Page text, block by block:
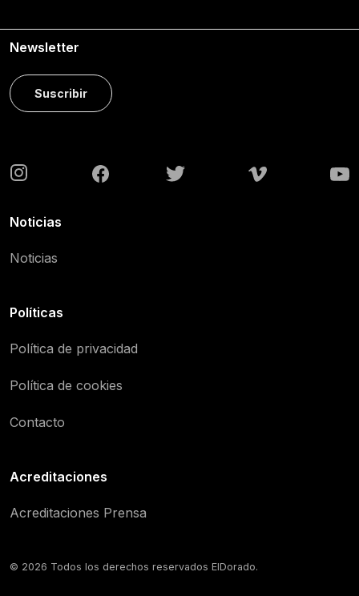
Newsletter
Suscribir
Noticias
Noticias
Políticas
Política de privacidad
Política de cookies
Contacto
Acreditaciones
Acreditaciones Prensa
© 2026 Todos los derechos reservados ElDorado.